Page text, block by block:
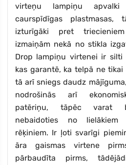
virteņu lampiņu
caurspīdīgas
izturīgāki pret
izmaiņām nekā no stikla
Drop lampiņu virtenei ir silti
kas garantē, ka telpā ne
tā arī sniegs daudz
nodrošinās arī
patēriņu, tāpēc varat
nebaidoties no lielākiem
rēķiniem. Ir ļoti svarīgi
āra gaismas virtene
pārbaudīta pirms,